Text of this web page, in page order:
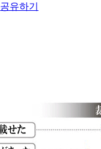
공유하기